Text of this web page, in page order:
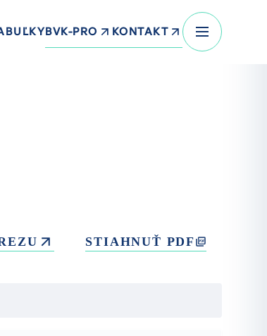
BVK-PRO KONTAKT
STIAHNUŤ PDF